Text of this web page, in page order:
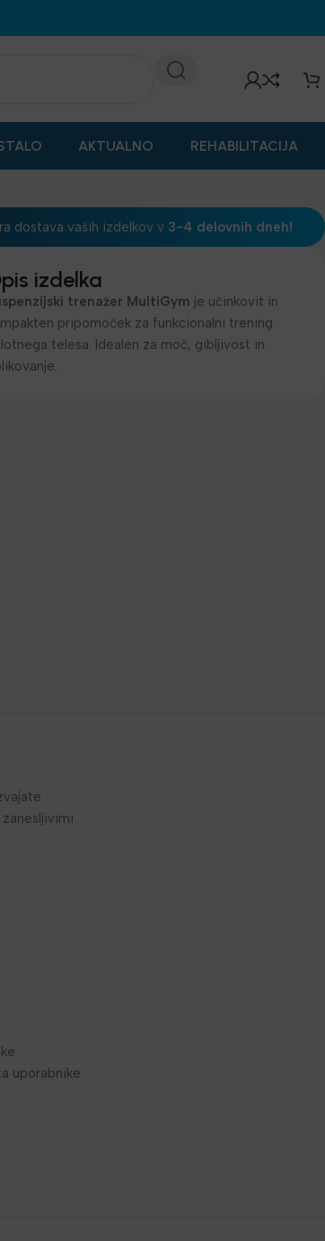
AKTUALNO REHABILITACIJA
dostava vaših izdelkov v 3-4 delovnih dneh!
izdelka
trenažer MultiGym je učinkovit in
pripomoček za funkcionalni trening
telesa. Idealen za moč, gibljivost in
uporabnike